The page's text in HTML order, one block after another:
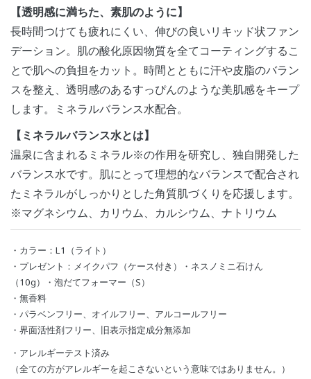
【透明感に満ちた、素肌のように】
長時間つけても疲れにくい、伸びの良いリキッド状ファン
デーション。肌の酸化原因物質を全てコーティングするこ
とで肌への負担をカット。時間とともに汗や皮脂のバラン
スを整え、透明感のあるすっぴんのような美肌感をキープ
します。ミネラルバランス水配合。
【ミネラルバランス水とは】
温泉に含まれるミネラル※の作用を研究し、独自開発した
バランス水です。肌にとって理想的なバランスで配合され
たミネラルがしっかりとした角質肌づくりを応援します。
※マグネシウム、カリウム、カルシウム、ナトリウム
・カラー：L1（ライト）
・プレゼント：メイクパフ（ケース付き）・ネスノミニ石けん
（10g）・泡だてフォーマー（S）
・無香料
・パラベンフリー、オイルフリー、アルコールフリー
・界面活性剤フリー、旧表示指定成分無添加
・アレルギーテスト済み
（全ての方がアレルギーを起こさないという意味ではありません。）